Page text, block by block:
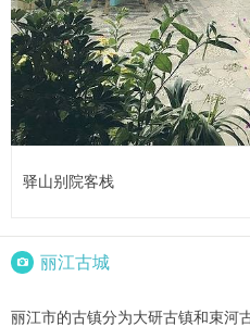
驿山别院客栈
 丽江古城
丽江市的古镇分为大研古镇和束河